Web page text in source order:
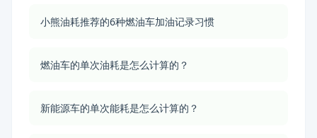
小熊油耗推荐的6种燃油车加油记录习惯
燃油车的单次油耗是怎么计算的？
新能源车的单次能耗是怎么计算的？